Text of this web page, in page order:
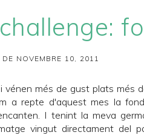
DE NOVEMBRE 10, 2011
més de gust plats més
a repte d'aquest mes la
I tenint la meva
vingut directament del